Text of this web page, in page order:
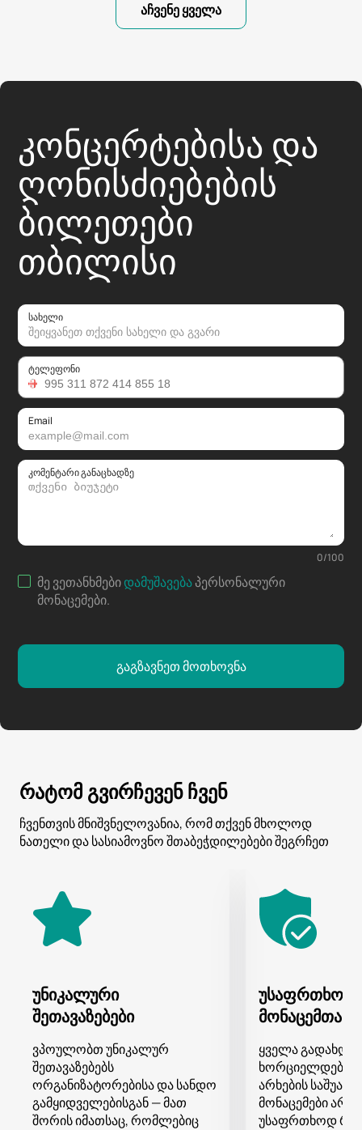
აჩვენე ყველა
ᲙᲝᲜᲪᲔᲠᲢᲔᲑᲘᲡᲐ ᲓᲐ
ᲦᲝᲜᲘᲡᲫᲘᲔᲑᲔᲑᲘᲡ
ᲑᲘᲚᲔᲗᲔᲑᲘ
ᲗᲑᲘᲚᲘᲡᲘ
სახელი
ტელეფონი
Email
კომენტარი განაცხადზე
0/100
მე ვეთანხმებიდამუშავებაპერსონალური
მონაცემები.
გაგზავნეთ მოთხოვნა
რატომ გვირჩევენ ჩვენ
ჩვენთვის მნიშვნელოვანია, რომ თქვენ მხოლოდ
ნათელი და სასიამოვნო შთაბეჭდილებები შეგრჩეთ
უნიკალური
შეთავაზებები
ვპოულობთ უნიკალურ
შეთავაზებებს
ორგანიზატორებისა და სანდო
გამყიდველებისგან — მათ
შორის იმათსაც, რომლებიც
უსაფრთხო
მონაცემთა
ყველა გადახდა
ხორციელდება
არხების
მონაცემები არ
უსაფრთხოდ